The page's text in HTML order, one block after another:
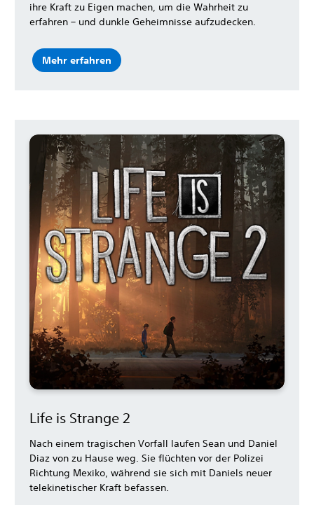
ihre Kraft zu Eigen machen, um die Wahrheit zu
erfahren – und dunkle Geheimnisse aufzudecken.
Mehr erfahren
Life is Strange 2
Nach einem tragischen Vorfall laufen Sean und Daniel
Diaz von zu Hause weg. Sie flüchten vor der Polizei
Richtung Mexiko, während sie sich mit Daniels neuer
telekinetischer Kraft befassen.